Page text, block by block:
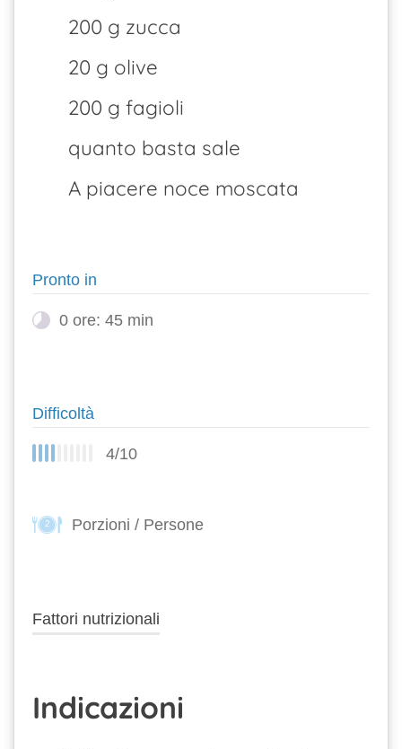
200 g zucca
20 g olive
200 g fagioli
quanto basta sale
A piacere noce moscata
Pronto in
0 ore: 45 min
Difficoltà
4/10
2 Porzioni / Persone
Fattori nutrizionali
Indicazioni